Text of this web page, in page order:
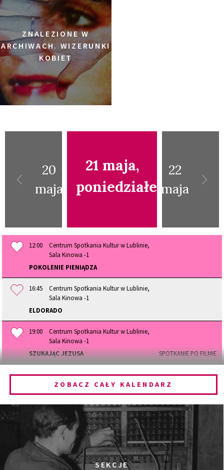
ZNALEZIONE W
ARCHIWACH. WIZERUNKI
KOBIET
20
maja
21 maja,
poniedziałek
22
maja
12:00
Centrum Spotkania Kultur w Lublinie,
Sala Kinowa -1
POKOLENIE PIENIĄDZA
16:45
Centrum Spotkania Kultur w Lublinie,
Sala Kinowa -1
ELDORADO
19:00
Centrum Spotkania Kultur w Lublinie,
Sala Kinowa -1
SZUKAJĄC JEZUSA
SPOTKANIE PO FILMIE
19:00
Centrum Spotkania Kultur w Lublinie,
Sala Kinowa -1
DEBATA O POTRZEBIE WIARY I BYCIA INDYWIDUALNOŚCIĄ PO
FILMI
ZOBACZ CAŁY KALENDARZ
SEKCJE